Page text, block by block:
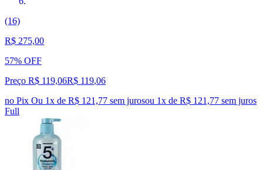
(16)
R$ 275,00
57% OFF
Preço R$ 119,06R$ 119,06
no Pix Ou 1x de R$ 121,77 sem jurosou 1x de R$ 121,77 sem juros
Full